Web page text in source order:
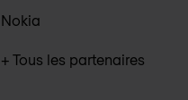
Nokia
+ Tous les partenaires